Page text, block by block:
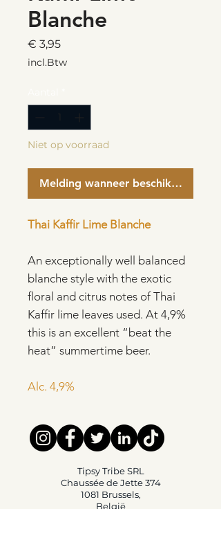
Blanche
€ 3,95Prijs
incl.Btw
Niet op voorraad
Melding wanneer beschikbaar
Thai Kaffir Lime Blanche
An exceptionally well balanced
blanche style with the exotic
floral and citrus notes of Thai
Kaffir lime leaves used. At 4,9%
this is an excellent “beat the
heat” summertime beer.
Alc. 4,9%
Tipsy Tribe SRL
Chaussée de Jette 374
1081 Brussels,
België